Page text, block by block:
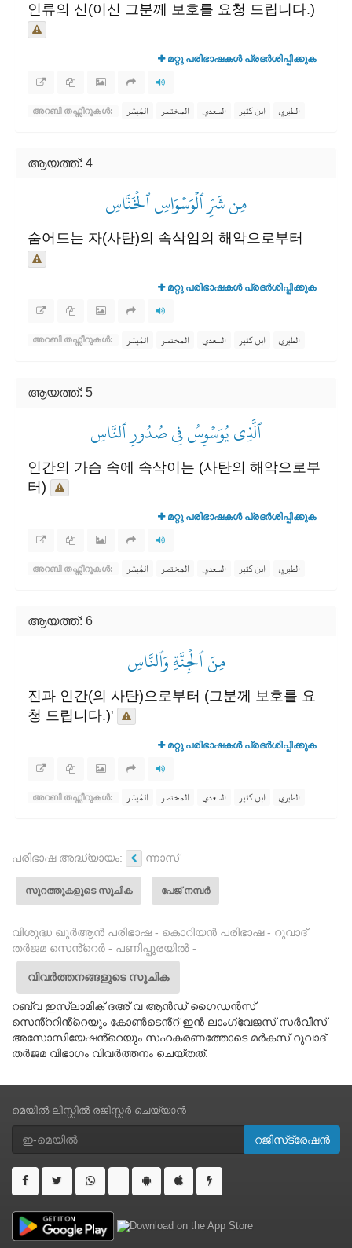
인류의 신(이신 그분께 보호를 요청 드립니다.)
മറ്റു പരിഭാഷകൾ പ്രദർശിപ്പിക്കുക
അറബി തഫ്സീറുകൾ: المُيسَّر المختصر السعدي ابن كثير الطبري
ആയത്ത്: 4
مِن شَرِّ ٱلۡوَسۡوَاسِ ٱلۡخَنَّاسِ
숨어드는 자(사탄)의 속삭임의 해악으로부터
മറ്റു പരിഭാഷകൾ പ്രദർശിപ്പിക്കുക
അറബി തഫ്സീറുകൾ: المُيسَّر المختصر السعدي ابن كثير الطبري
ആയത്ത്: 5
ٱلَّذِي يُوَسۡوِسُ فِي صُدُورِ ٱلنَّاسِ
인간의 가슴 속에 속삭이는 (사탄의 해악으로부
터)
മറ്റു പരിഭാഷകൾ പ്രദർശിപ്പിക്കുക
അറബി തഫ്സീറുകൾ: المُيسَّر المختصر السعدي ابن كثير الطبري
ആയത്ത്: 6
مِنَ ٱلۡجِنَّةِ وَٱلنَّاسِ
진과 인간(의 사탄)으로부터 (그분께 보호를 요
청 드립니다.)'
മറ്റു പരിഭാഷകൾ പ്രദർശിപ്പിക്കുക
അറബി തഫ്സീറുകൾ: المُيسَّر المختصر السعدي ابن كثير الطبري
പരിഭാഷ അദ്ധ്യായം: ന്നാസ്
സൂറത്തുകളുടെ സൂചിക പേജ് നമ്പർ
വിശുദ്ധ ഖുർആൻ പരിഭാഷ - കൊറിയൻ പരിഭാഷ - റുവാദ്
തർജമ സെൻ്റെർ - പണിപ്പുരയിൽ -
വിവർത്തനങ്ങളുടെ സൂചിക
റബ്‌വ ഇസ്‌ലാമിക് ദഅ് വ ആൻഡ് ഗൈഡൻസ്
സെൻ്ററിൻ്റെയും കോൺടെൻ്റ് ഇൻ ലാംഗ്വേജസ് സർവീസ്
അസോസിയേഷൻ്റെയും സഹകരണത്തോടെ മർകസ് റുവാദ്
തർജമ വിഭാഗം വിവർത്തനം ചെയ്തത്.
മെയിൽ ലിസ്റ്റിൽ രജിസ്റ്റർ ചെയ്യാൻ
റജിസ്‌ട്രേഷൻ